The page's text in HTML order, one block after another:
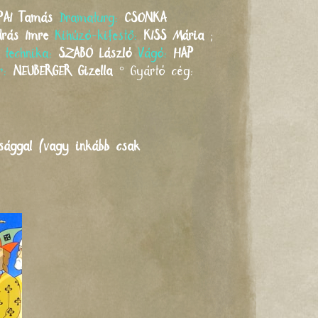
Tamás Dramaturg: CSONKA
Imre Kihúzó-kifestő: KISS Mária ;
technika: SZABÓ László Vágó: HAP
NEUBERGER Gizella ° Gyártó cég:
(vagy inkább csak